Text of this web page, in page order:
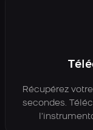
Récupérez
secondes.